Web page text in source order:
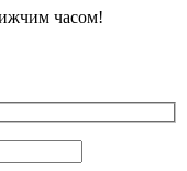
часом!